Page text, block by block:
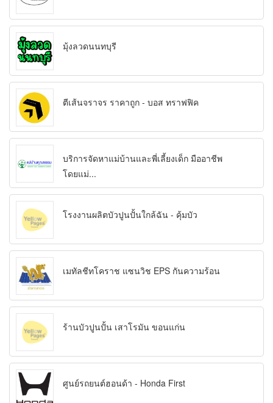
มุ้งลวดนนทบุรี
ตีเส้นจราจร ราคาถูก - บอส ทราฟฟิค
บริการจัดหาแม่บ้านและพี่เลี้ยงเด็ก มืออาชีพ
โดยแม่...
โรงงานผลิตบัวปูนปั้นใกล้ฉัน - คุ้มบัว
เมทัลชีทโคราช แซนวิช EPS กันความร้อน
ร้านบัวปูนปั้น เสาโรมัน ขอนแก่น
ศูนย์รถยนต์ฮอนด้า - Honda First